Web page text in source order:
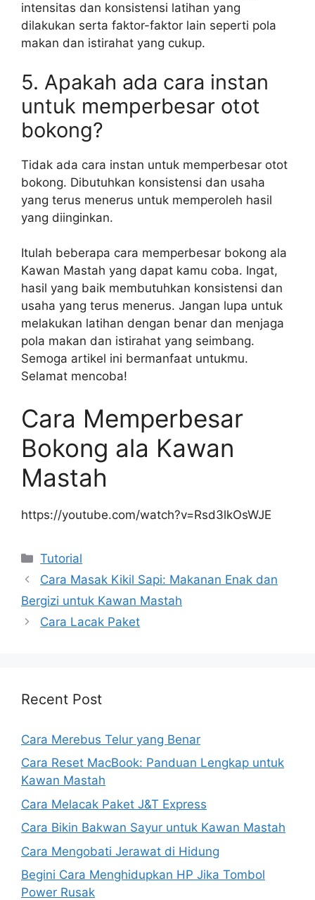
intensitas dan konsistensi latihan yang
dilakukan serta faktor-faktor lain seperti pola
makan dan istirahat yang cukup.
5. Apakah ada cara instan
untuk memperbesar otot
bokong?
Tidak ada cara instan untuk memperbesar otot
bokong. Dibutuhkan konsistensi dan usaha
yang terus menerus untuk memperoleh hasil
yang diinginkan.
Itulah beberapa cara memperbesar bokong ala
Kawan Mastah yang dapat kamu coba. Ingat,
hasil yang baik membutuhkan konsistensi dan
usaha yang terus menerus. Jangan lupa untuk
melakukan latihan dengan benar dan menjaga
pola makan dan istirahat yang seimbang.
Semoga artikel ini bermanfaat untukmu.
Selamat mencoba!
Cara Memperbesar
Bokong ala Kawan
Mastah
https://youtube.com/watch?v=Rsd3lkOsWJE
Kategori
Tutorial
Cara Masak Kikil Sapi: Makanan Enak dan
Bergizi untuk Kawan Mastah
Cara Lacak Paket
Recent Post
Cara Merebus Telur yang Benar
Cara Reset MacBook: Panduan Lengkap untuk
Kawan Mastah
Cara Melacak Paket J&T Express
Cara Bikin Bakwan Sayur untuk Kawan Mastah
Cara Mengobati Jerawat di Hidung
Begini Cara Menghidupkan HP Jika Tombol
Power Rusak